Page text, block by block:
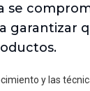
se
garantizar
y las